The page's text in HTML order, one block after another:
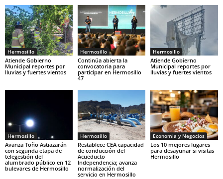
Hermosillo
Atiende Gobierno
Municipal reportes por
lluvias y fuertes vientos
Hermosillo
Continúa abierta la
convocatoria para
participar en Hermosillo
47
Hermosillo
Atiende Gobierno
Municipal reportes por
lluvias y fuertes vientos
Hermosillo
Avanza Toño Astiazarán
con segunda etapa de
telegestión del
alumbrado público en 12
bulevares de Hermosillo
Hermosillo
Restablece CEA capacidad
de conducción del
Acueducto
Independencia; avanza
normalización del
servicio en Hermosillo
Economia y Negocios
Los 10 mejores lugares
para desayunar si visitas
Hermosillo